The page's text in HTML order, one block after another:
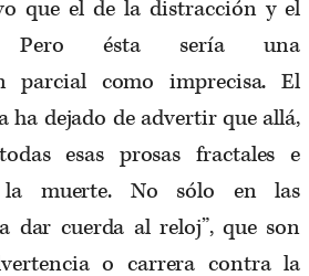
que el de la distracción y el
Pero ésta sería una
parcial como imprecisa. El
ha dejado de advertir que allá,
esas prosas fractales e
la muerte. No sólo en las
dar cuerda al reloj”, que son
o carrera contra la